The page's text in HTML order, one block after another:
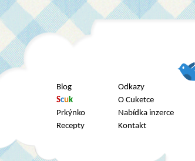
Blog
Scuk
Prkýnko
Recepty
Odkazy
O Cuketce
Nabídka inzerce
Kontakt